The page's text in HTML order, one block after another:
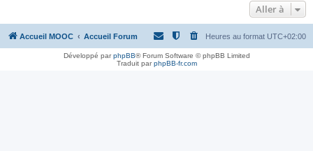
Aller à
Accueil MOOC Accueil Forum Heures au format UTC+02:00
Développé parphpBB® Forum Software © phpBB Limited
Traduit parphpBB-fr.com